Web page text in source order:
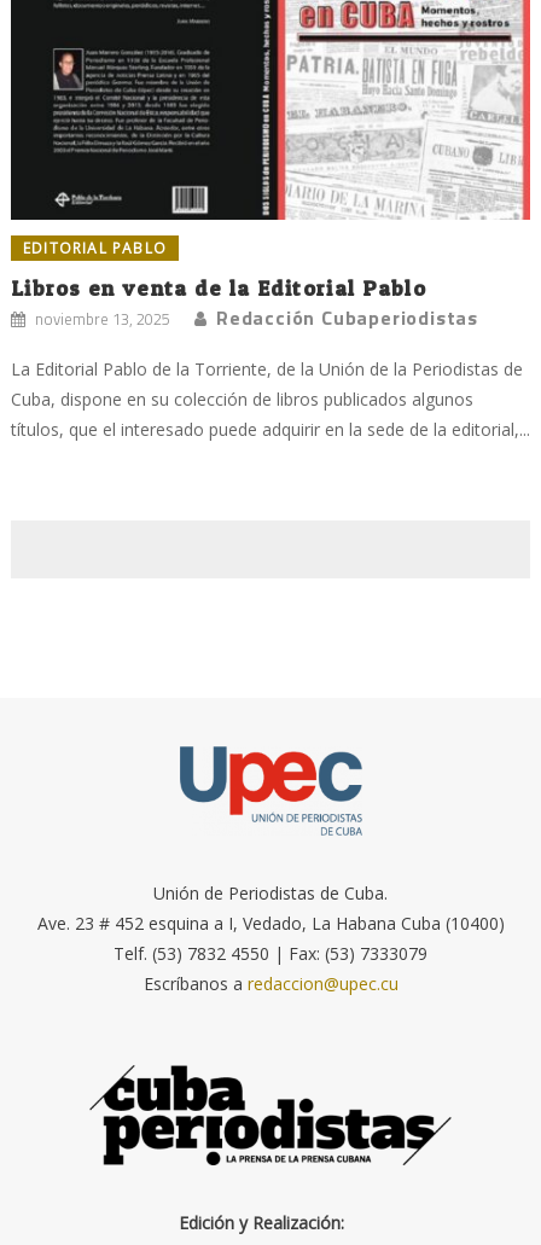
EDITORIAL PABLO
Libros en venta de la Editorial Pablo
noviembre 13, 2025 Redacción Cubaperiodistas
La Editorial Pablo de la Torriente, de la Unión de la Periodistas de
Cuba, dispone en su colección de libros publicados algunos
títulos, que el interesado puede adquirir en la sede de la editorial,...
Unión de Periodistas de Cuba.
Ave. 23 # 452 esquina a I, Vedado, La Habana Cuba (10400)
Telf. (53) 7832 4550 | Fax: (53) 7333079
Escríbanos a redaccion@upec.cu
Edición y Realización: